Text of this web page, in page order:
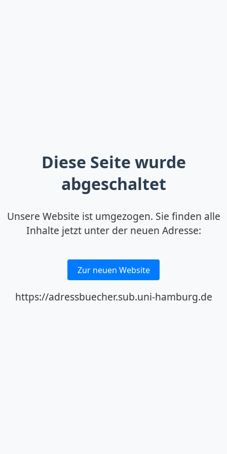
Diese Seite wurde
abgeschaltet
Unsere Website ist umgezogen. Sie finden alle
Inhalte jetzt unter der neuen Adresse:
Zur neuen Website
https://adressbuecher.sub.uni-hamburg.de